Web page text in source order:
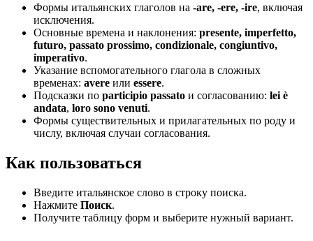
Формы итальянских глаголов на -are, -ere, -ire, включая
исключения.
Основные времена и наклонения: presente, imperfetto,
futuro, passato prossimo, condizionale, congiuntivo,
imperativo.
Указание вспомогательного глагола в сложных
временах: avere или essere.
Подсказки по participio passato и согласованию: lei è
andata, loro sono venuti.
Формы существительных и прилагательных по роду и
числу, включая случаи согласования.
Как пользоваться
Введите итальянское слово в строку поиска.
Нажмите Поиск.
Получите таблицу форм и выберите нужный вариант.